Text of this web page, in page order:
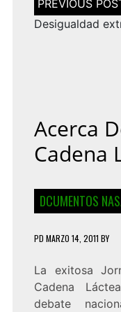
de
entradas
Desigualdad
Acerca
Cadena
DCUMENTOS
PD MARZO 14, 2011 BY
La exitosa
Cadena
debate